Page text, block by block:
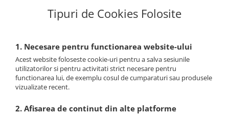
Tipuri de Cookies Folosite
1. Necesare pentru functionarea website-ului
Acest website foloseste cookie-uri pentru a salva sesiunile
utilizatorilor si pentru activitati strict necesare pentru
functionarea lui, de exemplu cosul de cumparaturi sau produsele
vizualizate recent.
2. Afisarea de continut din alte platforme